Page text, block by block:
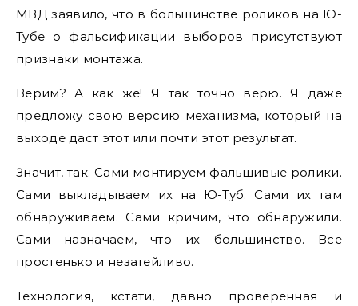
МВД заявило, что в большинстве роликов на Ю-
Тубе о фальсификации выборов присутствуют
признаки монтажа.
Верим? А как же! Я так точно верю. Я даже
предложу свою версию механизма, который на
выходе даст этот или почти этот результат.
Значит, так. Сами монтируем фальшивые ролики.
Сами выкладываем их на Ю-Туб. Сами их там
обнаруживаем. Сами кричим, что обнаружили.
Сами назначаем, что их большинство. Все
простенько и незатейливо.
Технология, кстати, давно проверенная и